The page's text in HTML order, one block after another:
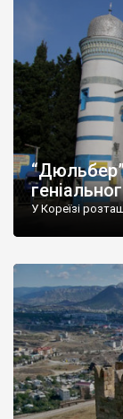
У Кореїзі